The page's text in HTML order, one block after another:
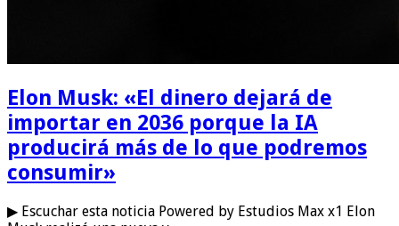
Elon Musk: «El dinero dejará de
importar en 2036 porque la IA
producirá más de lo que podremos
consumir»
▶ Escuchar esta noticia Powered by Estudios Max x1 Elon